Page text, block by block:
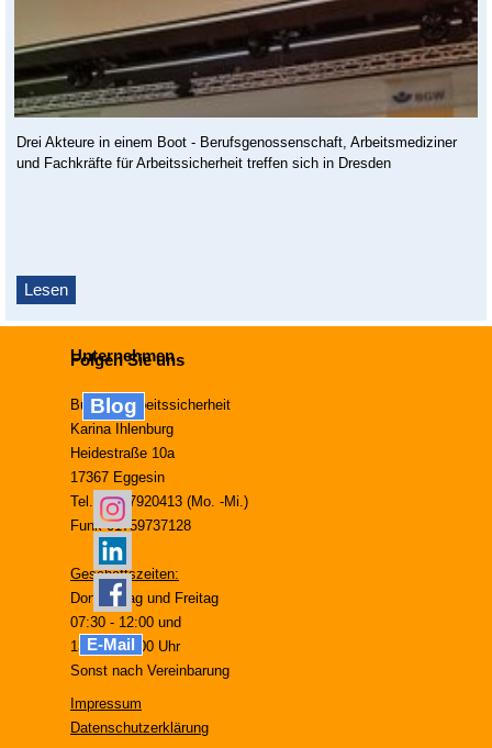
Drei Akteure in einem Boot - Berufsgenossenschaft, Arbeitsmediziner
und Fachkräfte für Arbeitssicherheit treffen sich in Dresden
Lesen
Unternehmen
Büro für Arbeitssicherheit
Karina Ihlenburg
Heidestraße 10a
17367 Eggesin
Tel. 03977920413 (Mo. -Mi.)
Funk 01759737128
Geschäftszeiten:
Donnerstag und Freitag
07:30 - 12:00 und
13:00 - 17:00 Uhr
Sonst nach Vereinbarung
Folgen Sie uns
Blog
E-Mail
Impressum
Datenschutzerklärung